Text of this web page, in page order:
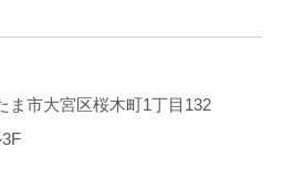
ま市大宮区桜木町1丁目132